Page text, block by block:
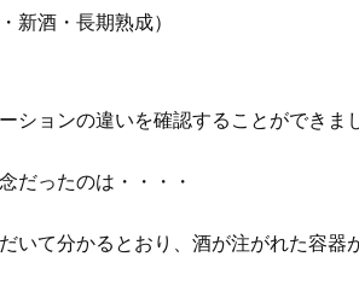
新酒・長期熟成）
ションの違いを確認することができま
だったのは・・・・
いて分かるとおり、酒が注がれた容器